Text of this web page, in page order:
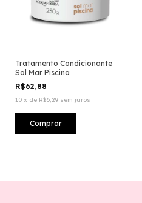
Tratamento Condicionante
Sol Mar Piscina
R$62,88
10 x de R$6,29 sem juros